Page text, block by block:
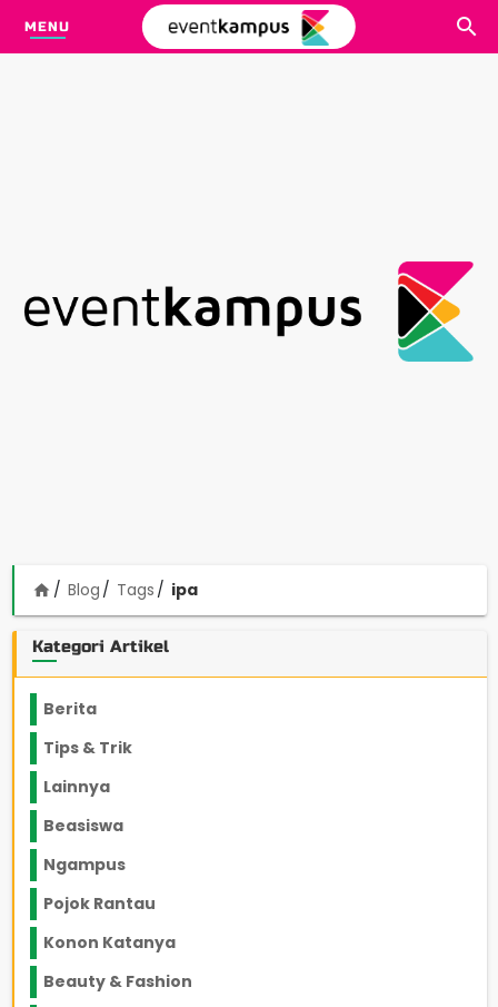
MENU
home Blog Tags ipa
Kategori Artikel
Berita
Tips & Trik
Lainnya
Beasiswa
Ngampus
Pojok Rantau
Konon Katanya
Beauty & Fashion